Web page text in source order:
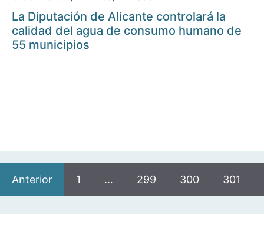
La Diputación de Alicante controlará la
calidad del agua de consumo humano de
55 municipios
Anterior 1 … 299 300 301